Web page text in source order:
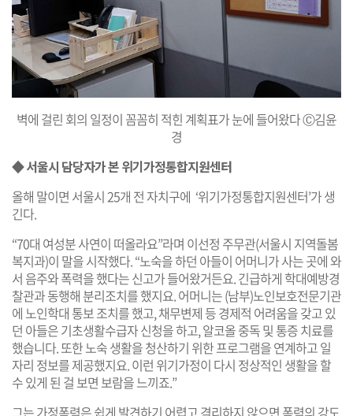
벽에 걸린 회의 일정이 꼼꼼히 적힌 계획표가 눈에 들어왔다 Ⓒ김윤
경
◆서울시 담당자가 본 위기가정통합지원센터
올해 말이면 서울시 25개 전 자치구에 ‘위기가정통합지원센터’가 생
긴다.
“70대 여성분 사연이 떠올라요”라며 이선정 주무관(서울시 지역돌봄
복지과)이 말을 시작했다. “노숙을 하던 아들이 어머니가 사는 곳에 와
서 음주와 폭력을 했다는 신고가 들어왔거든요. 긴급하게 학대예방경
찰관과 동행해 분리조치를 했지요. 어머니는 (남부)노인보호전문기관
에 노인학대 통보 조치를 했고, 채무변제 등 경제적 어려움을 갖고 있
던 아들은 기초생활수급자 신청을 하고, 알코올 중독 및 통증 치료를
했습니다. 또한 노숙 생활을 청산하기 위한 프로그램을 연계하고 일
자리 정보를 제공했지요. 이런 위기가정이 다시 정상적인 생활을 할
수 있게 된 걸 보면 보람을 느끼죠.”